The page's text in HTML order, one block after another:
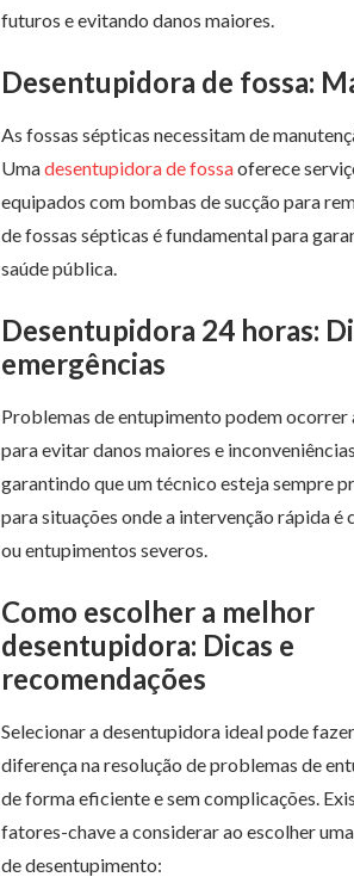
futuros e evitando danos maiores.
Desentupidora de fossa:
As fossas sépticas necessitam de
Umadesentupidora de fossaoferece
equipados com bombas de sucção para
de fossas sépticas é fundamental para
saúde pública.
Desentupidora 24 horas:
emergências
Problemas de entupimento podem ocorrer
para evitar danos maiores e
garantindo que um técnico esteja sempre
para situações onde a intervenção rápida
ou entupimentos severos.
Como escolher a melhor
desentupidora: Dicas e
recomendações
Selecionar a desentupidora ideal pode
diferença na resolução de problemas de
de forma eficiente e sem complicações.
fatores-chave a considerar ao escolher
de desentupimento: